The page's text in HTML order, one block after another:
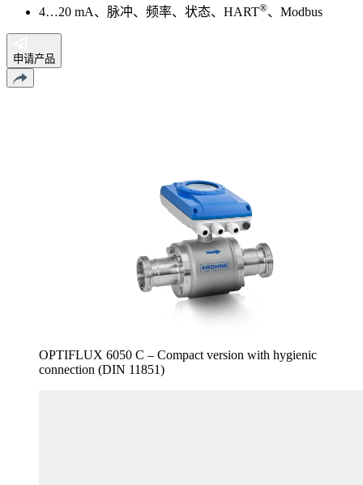
4…20 mA、脉冲、频率、状态、HART®、Modbus
申请产品
OPTIFLUX 6050 C – Compact version with hygienic
connection (DIN 11851)